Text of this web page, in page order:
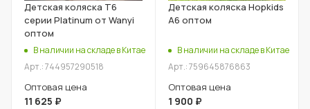
Детская коляска T6
серии Platinum от Wanyi
оптом
В наличии на складе в Китае
Арт.: 744957290518
Оптовая цена
11 625 ₽
Детская коляска Hopkids
A6 оптом
В наличии на складе в Китае
Арт.: 759645876863
Оптовая цена
1 900 ₽